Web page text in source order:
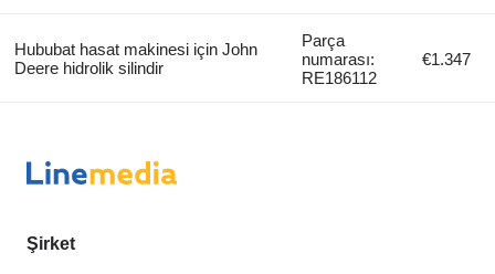
Hububat hasat makinesi için John
Deere hidrolik silindir
Parça
numarası:
RE186112
€1.347
Şirket